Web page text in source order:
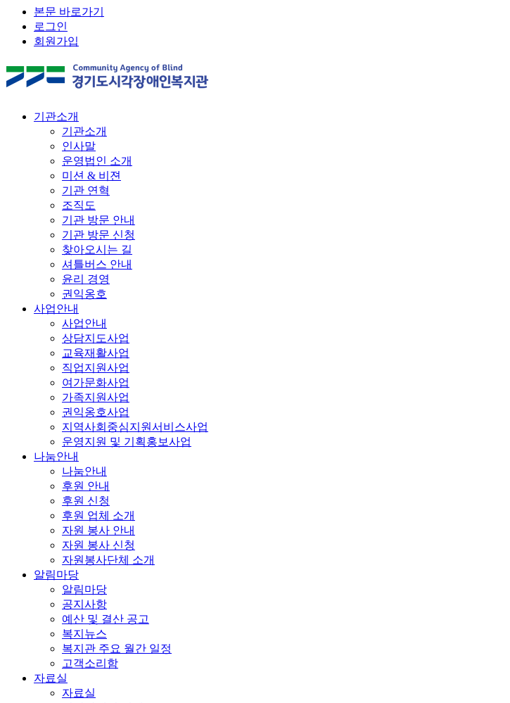
본문 바로가기
로그인
회원가입
기관소개
기관소개
인사말
운영법인 소개
미션 & 비젼
기관 연혁
조직도
기관 방문 안내
기관 방문 신청
찾아오시는 길
셔틀버스 안내
윤리 경영
권익옹호
사업안내
사업안내
상담지도사업
교육재활사업
직업지원사업
여가문화사업
가족지원사업
권익옹호사업
지역사회중심지원서비스사업
운영지원 및 기획홍보사업
나눔안내
나눔안내
후원 안내
후원 신청
후원 업체 소개
자원 봉사 안내
자원 봉사 신청
자원봉사단체 소개
알림마당
알림마당
공지사항
예산 및 결산 공고
복지뉴스
복지관 주요 월간 일정
고객소리함
자료실
자료실